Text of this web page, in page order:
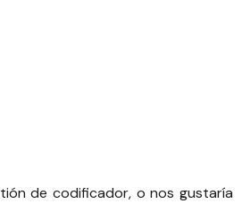
de codificador, o nos gustaría